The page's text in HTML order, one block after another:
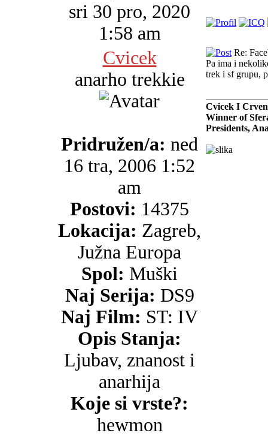
sri 30 pro, 2020
1:58 am
Cvicek
anarho trekkie
Pridružen/a: ned
16 tra, 2006 1:52
am
Postovi: 14375
Lokacija: Zagreb,
Južna Europa
Spol: Muški
Naj Serija: DS9
Naj Film: ST: IV
Opis Stanja:
Ljubav, znanost i
anarhija
Koje si vrste?:
hewmon
Re:
Pa ima i
trek i sf grupu,
Cvicek I
Winner of
Presidents,